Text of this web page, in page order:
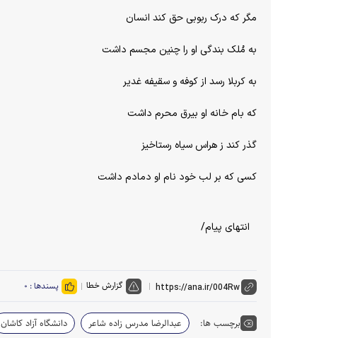
مگر که درک ربوبی حق کند انسان
به مُلک بندگی او را چنین مجسم داشت
به کربلا رسد از کوفه و سقیفه غدیر
که بام خانه او بیرق محرم داشت
گذر کند ز هراس سیاه رستاخیز
کسی که بر لب خود نام او دمادم داشت
انتهای پیام/
گزارش خطا پسندها : ۰
برچسب ها: عبدالرضا مدرس زاده شاعر دانشگاه آزاد کاشان